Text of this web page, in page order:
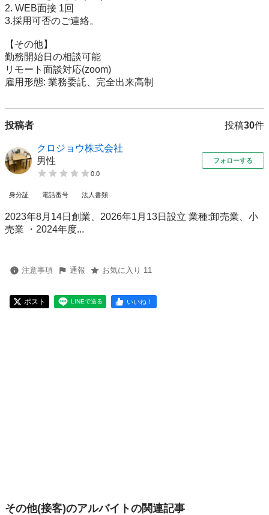
2. WEB面接 1回
3.採用可否のご連絡。
【その他】
勤務開始日の相談可能
リモート面談対応(zoom)
雇用形態: 業務委託、完全出来高制
投稿者 投稿30件
クロジョウ株式会社
男性
0.0
フォローする
身分証 電話番号 法人書類
2023年8月14日創業、2026年1月13日設立 業種:卸売業、小
売業 ・2024年度...
注意事項 通報 お気に入り 11
ポスト LINEで送る いいね！
その他(接客)のアルバイトの関連記事